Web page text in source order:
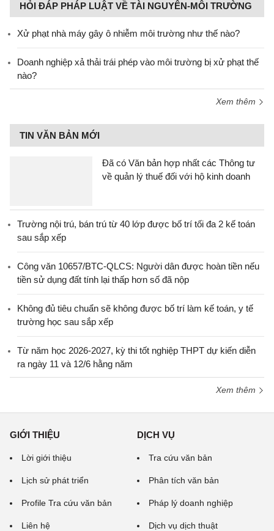
HỎI ĐÁP PHÁP LUẬT VỀ TÀI NGUYÊN-MÔI TRƯỜNG
Xử phạt nhà máy gây ô nhiễm môi trường như thế nào?
Doanh nghiệp xả thải trái phép vào môi trường bị xử phạt thế
nào?
Xem thêm
TIN VĂN BẢN MỚI
Đã có Văn bản hợp nhất các Thông tư
về quản lý thuế đối với hộ kinh doanh
Trường nội trú, bán trú từ 40 lớp được bố trí tối đa 2 kế toán
sau sắp xếp
Công văn 10657/BTC-QLCS: Người dân được hoàn tiền nếu
tiền sử dụng đất tính lại thấp hơn số đã nộp
Không đủ tiêu chuẩn sẽ không được bố trí làm kế toán, y tế
trường học sau sắp xếp
Từ năm học 2026-2027, kỳ thi tốt nghiệp THPT dự kiến diễn
ra ngày 11 và 12/6 hằng năm
Xem thêm
GIỚI THIỆU
Lời giới thiệu
Lịch sử phát triển
Profile Tra cứu văn bản
Liên hệ
DỊCH VỤ
Tra cứu văn bản
Phân tích văn bản
Pháp lý doanh nghiệp
Dịch vụ dịch thuật